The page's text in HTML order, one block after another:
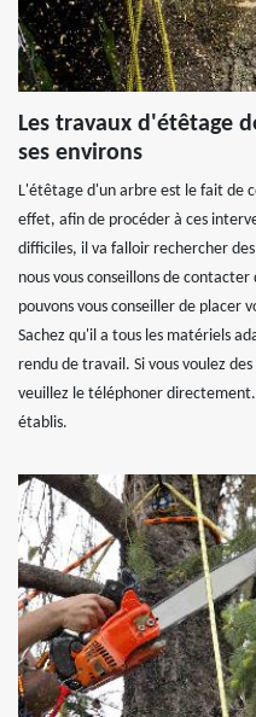
Les travaux d'étêtage
ses environs
L'étêtage d'un arbre est le fait de
effet, afin de procéder à ces
difficiles, il va falloir rechercher
nous vous conseillons de
pouvons vous conseiller de placer
Sachez qu'il a tous les matériels
rendu de travail. Si vous voulez
veuillez le téléphoner
établis.